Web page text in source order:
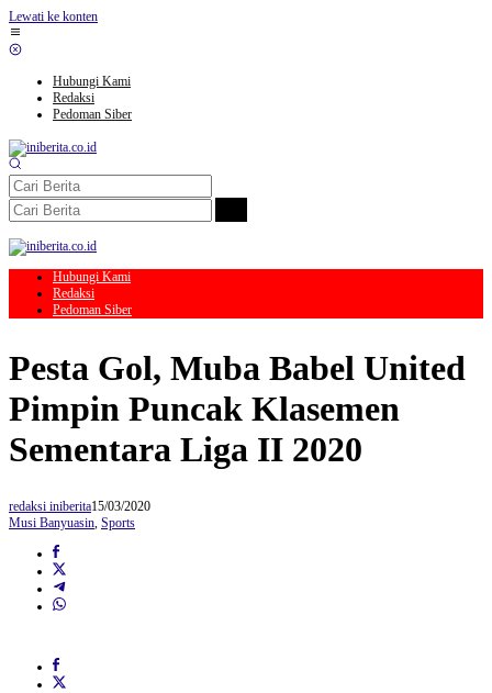
Lewati ke konten
Hubungi Kami
Redaksi
Pedoman Siber
Hubungi Kami
Redaksi
Pedoman Siber
Pesta Gol, Muba Babel United
Pimpin Puncak Klasemen
Sementara Liga II 2020
redaksi iniberita15/03/2020
Musi Banyuasin, Sports